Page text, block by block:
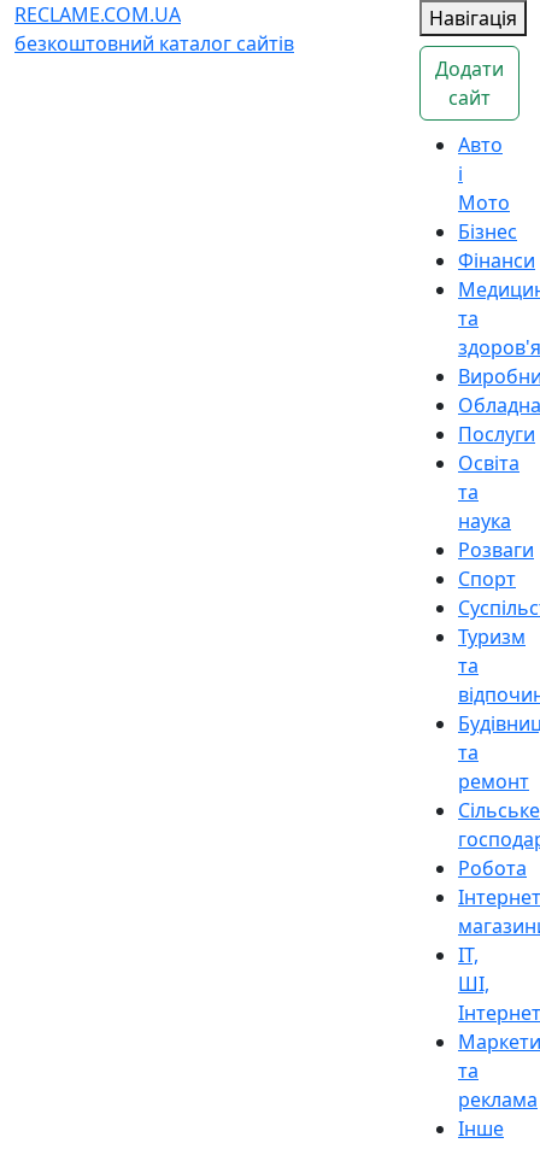
RECLAME.COM.UA
безкоштовний каталог сайтів
Навігація
Додати
сайт
Авто
і
Мото
Бізнес
Фінанси
та
здоров'я
Послуги
Освіта
та
наука
Розваги
Спорт
Туризм
та
та
ремонт
Сільське
Робота
Інтернет
ІТ,
ШІ,
Інтернет
та
реклама
Інше